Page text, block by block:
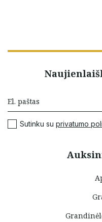
Sutinku su privatumo